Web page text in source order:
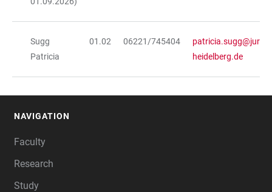
Sugg
Patricia
01.02 06221/745404
heidelberg.de
NAVIGATION
Faculty
Research
Study